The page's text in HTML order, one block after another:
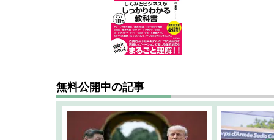
無料公開中の記事